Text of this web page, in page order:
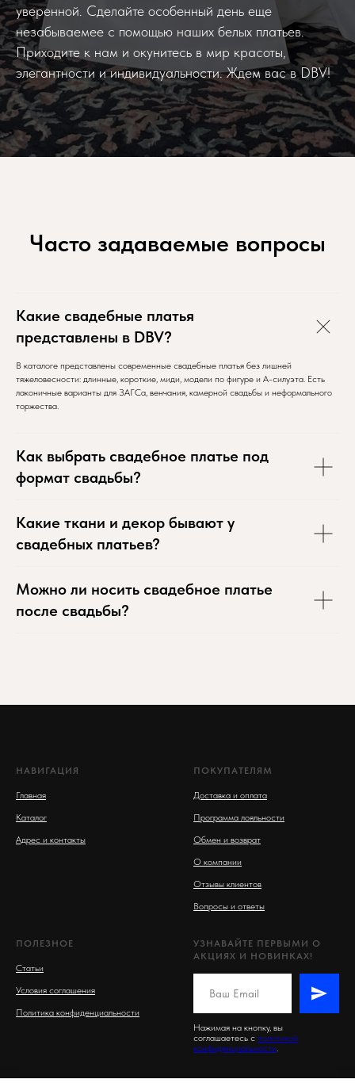
уверенной. Сделайте особенный день еще
незабываемее с помощью наших белых платьев.
Приходите к нам и окунитесь в мир красоты,
элегантности и индивидуальности. Ждем вас в DBV!
Часто задаваемые вопросы
Какие свадебные платья
представлены в DBV?
В каталоге представлены современные свадебные платья без лишней
тяжеловесности: длинные, короткие, миди, модели по фигуре и А-силуэта. Есть
лаконичные варианты для ЗАГСа, венчания, камерной свадьбы и неформального
торжества.
Как выбрать свадебное платье под
формат свадьбы?
Какие ткани и декор бывают у
свадебных платьев?
Можно ли носить свадебное платье
после свадьбы?
НАВИГАЦИЯ
Главная
Каталог
Адрес и контакты
ПОКУПАТЕЛЯМ
Доставка и оплата
Программа лояльности
Обмен и возврат
О компании
Отзывы клиентов
Вопросы и ответы
ПОЛЕЗНОЕ
Статьи
Условия соглашения
Политика конфиденциальности
УЗНАВАЙТЕ ПЕРВЫМИ О
АКЦИЯХ И НОВИНКАХ!
Нажимая на кнопку, вы
соглашаетесь c политикой
конфиденциальности.